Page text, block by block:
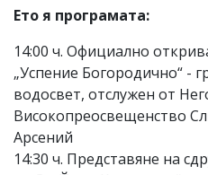
Ето я програмата:
14:00 ч. Официално
„Успение Богородично“ -
водосвет, отслужен от
Високопреосвещенство
Арсений
14:30 ч. Представяне на